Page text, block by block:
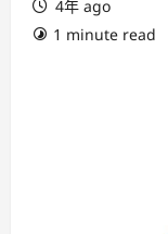
4年 ago
1 minute read